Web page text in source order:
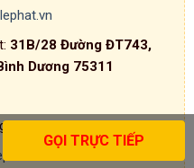
31B/28 Đường ĐT743,
Dương 75311
GỌI TRỰC TIẾP